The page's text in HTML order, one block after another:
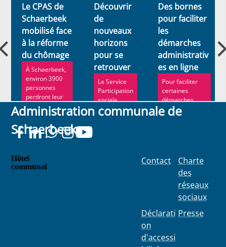
Le CPAS de
Schaerbeek
mobilisé face
à la réforme
du chômage
À Schaerbeek,
environ 3900
personnes
perdront leur
droit au
chômage en...
Découvrir
de
nouveaux
horizons
pour se
retrouver
Le Service
Participation
sociale
(SPS) du
CPAS
Des bornes
pour faciliter
les
démarches
administrativ
es en ligne
Pour faciliter
certaines
démarches
communales en
ligne, des
Administration communale de
Schaerbeek
Hôtel
communal
Contact
Déclarati
on
d'accessi
Charte
des
réseaux
sociaux
Presse